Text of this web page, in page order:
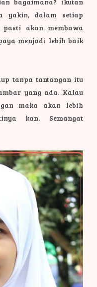
bagaimana? ikutan
yakin, dalam setiap
akan membawa
menjadi lebih baik
tanpa tantangan itu
yang ada. Kalau
maka akan lebih
kan. Semangat